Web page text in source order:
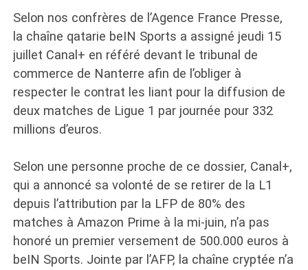
Selon nos confrères de l’Agence France Presse,
la chaîne qatarie beIN Sports a assigné jeudi 15
juillet Canal+ en référé devant le tribunal de
commerce de Nanterre afin de l’obliger à
respecter le contrat les liant pour la diffusion de
deux matches de Ligue 1 par journée pour 332
millions d’euros.
Selon une personne proche de ce dossier, Canal+,
qui a annoncé sa volonté de se retirer de la L1
depuis l’attribution par la LFP de 80% des
matches à Amazon Prime à la mi-juin, n’a pas
honoré un premier versement de 500.000 euros à
beIN Sports. Jointe par l’AFP, la chaîne cryptée n’a